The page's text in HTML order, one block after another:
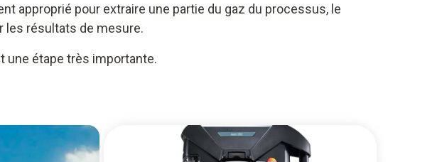
approprié pour extraire une partie du gaz du processus, le
les résultats de mesure.
une étape très importante.